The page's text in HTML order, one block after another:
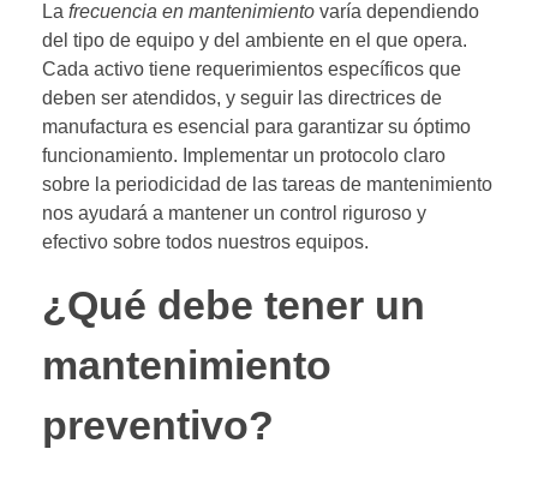
La frecuencia en mantenimiento varía dependiendo
del tipo de equipo y del ambiente en el que opera.
Cada activo tiene requerimientos específicos que
deben ser atendidos, y seguir las directrices de
manufactura es esencial para garantizar su óptimo
funcionamiento. Implementar un protocolo claro
sobre la periodicidad de las tareas de mantenimiento
nos ayudará a mantener un control riguroso y
efectivo sobre todos nuestros equipos.
¿Qué debe tener un
mantenimiento
preventivo?